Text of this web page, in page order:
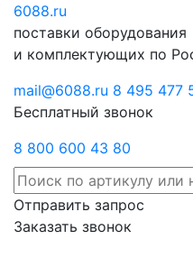
6088.ru
поставки оборудования
и комплектующих по
mail@6088.ru 8 495 477
Бесплатный звонок
8 800 600 43 80
Отправить запрос
Заказать звонок
Отправить
запрос
звонок